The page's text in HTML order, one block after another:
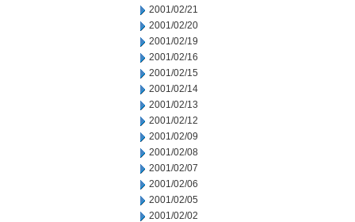
2001/02/21
2001/02/20
2001/02/19
2001/02/16
2001/02/15
2001/02/14
2001/02/13
2001/02/12
2001/02/09
2001/02/08
2001/02/07
2001/02/06
2001/02/05
2001/02/02